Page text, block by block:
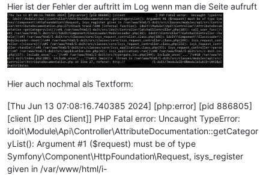
Hier ist der Fehler der auftritt im Log wenn man die Seite aufruft
Hier auch nochmal als Textform:
[Thu Jun 13 07:08:16.740385 2024] [php:error] [pid 886805]
[client [IP des Client]] PHP Fatal error: Uncaught TypeError:
idoit\Module\Api\Controller\AttributeDocumentation::getCategor
yList(): Argument #1 ($request) must be of type
Symfony\Component\HttpFoundation\Request, isys_register
given in /var/www/html/i-